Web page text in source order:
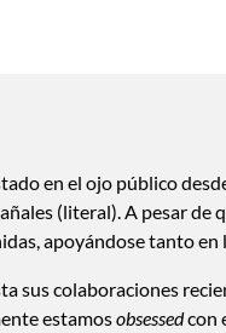
en el ojo público
(literal). A pesar de
apoyándose tanto
sus colaboraciones
estamosobsessedcon